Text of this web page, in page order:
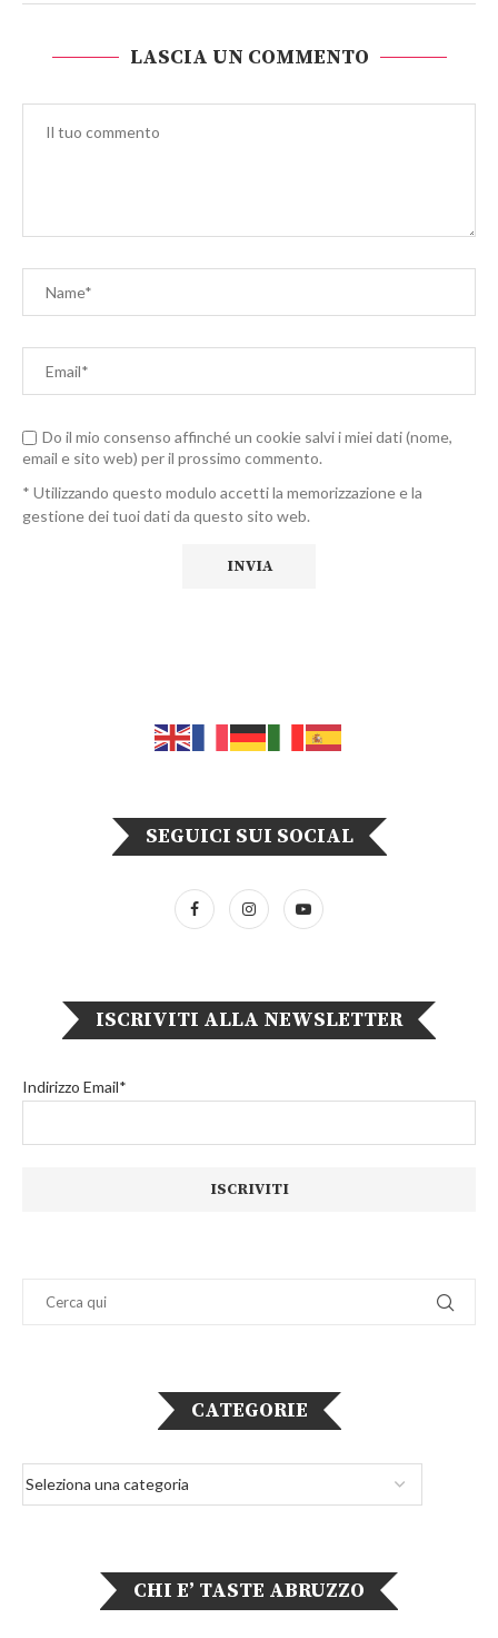
LASCIA UN COMMENTO
Do il mio consenso affinché un cookie salvi i miei dati (nome,
email e sito web) per il prossimo commento.
* Utilizzando questo modulo accetti la memorizzazione e la
gestione dei tuoi dati da questo sito web.
SEGUICI SUI SOCIAL
ISCRIVITI ALLA NEWSLETTER
Indirizzo Email*
CATEGORIE
CHI E’ TASTE ABRUZZO